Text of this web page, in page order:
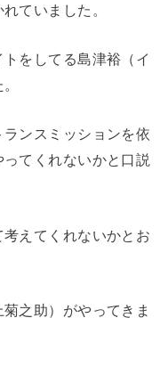
ていました。
をしてる島津裕（イ
ンスミッションを依
てくれないかと口説
えてくれないかとお
之助）がやってきま